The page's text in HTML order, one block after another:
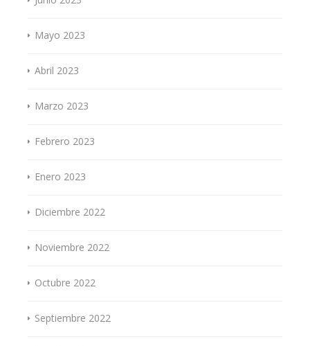
Mayo 2023
Abril 2023
Marzo 2023
Febrero 2023
Enero 2023
Diciembre 2022
Noviembre 2022
Octubre 2022
Septiembre 2022